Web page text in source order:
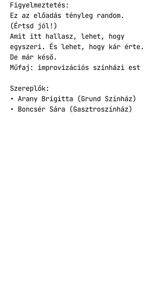
Figyelmeztetés:
Ez az előadás tényleg random.
(Értsd jól!)
Amit itt hallasz, lehet, hogy
egyszeri. És lehet, hogy kár érte.
De már késő.
Műfaj: improvizációs színházi est
Szereplők:
• Arany Brigitta (Grund Színház)
• Boncsér Sára (Gasztroszínház)